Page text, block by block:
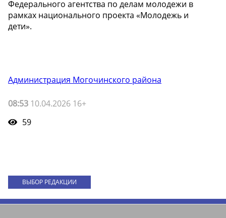
Федерального агентства по делам молодежи в
рамках национального проекта «Молодежь и
дети».
Администрация Могочинского района
08:53 10.04.2026 16+
59
ВЫБОР РЕДАКЦИИ